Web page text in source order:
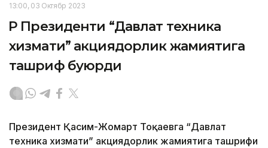
13:00, 03 Октябр 2023
ҚР Президенти “Давлат техника
хизмати” акциядорлик жамиятига
ташриф буюрди
Президент Қасим-Жомарт Тоқаевга “Давлат
техника хизмати” акциядорлик жамиятига ташрифи